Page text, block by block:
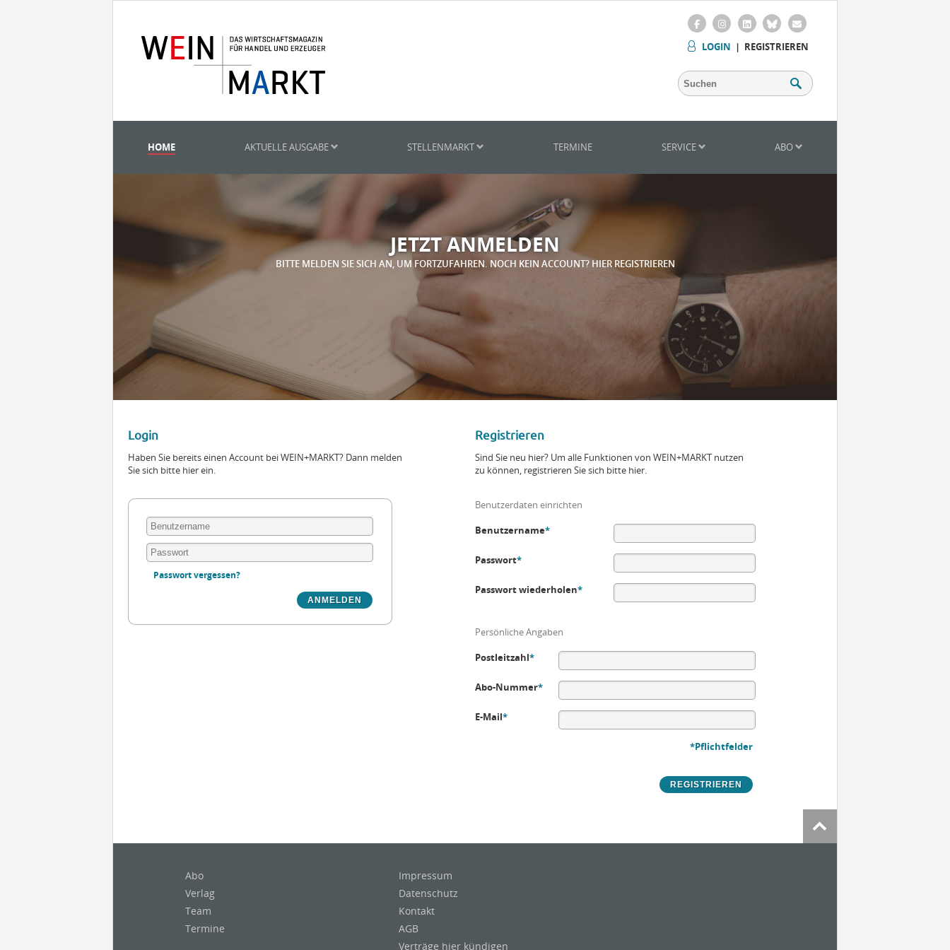
LOGIN | REGISTRIEREN
HOME AKTUELLE AUSGABE STELLENMARKT TERMINE SERVICE ABO
JETZT ANMELDEN
BITTE MELDEN SIE SICH AN, UM FORTZUFAHREN. NOCH KEIN ACCOUNT? HIER REGISTRIEREN
Login
Haben Sie bereits einen Account bei WEIN+MARKT? Dann melden
Sie sich bitte hier ein.
Passwort vergessen?
Registrieren
Sind Sie neu hier? Um alle Funktionen von WEIN+MARKT nutzen
zu können, registrieren Sie sich bitte hier.
Benutzerdaten einrichten
Benutzername*
Passwort*
Passwort wiederholen*
Persönliche Angaben
Postleitzahl*
Abo-Nummer*
E-Mail*
*Pflichtfelder
Abo
Verlag
Team
Termine
Impressum
Datenschutz
Kontakt
AGB
Verträge hier kündigen